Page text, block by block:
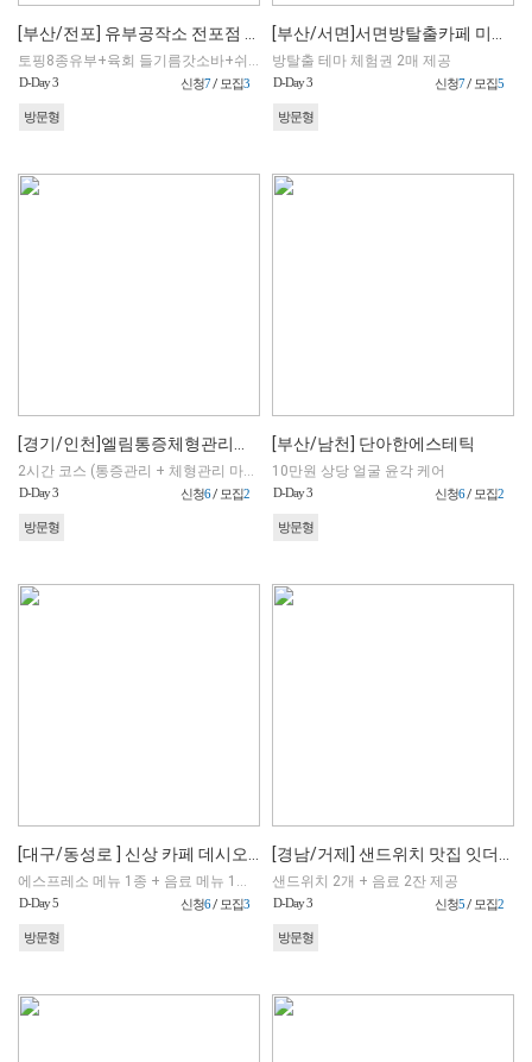
토핑8종유부+육회 들기름갓소바+쉬림프 투움바 우동+음료 (포장 체험만 가능)
D-Day 3 신청7/ 모집3
방문형
방탈출 테마 체험권 2매 제공
D-Day 3 신청7/ 모집5
방문형
2시간 코스 (통증관리 + 체형관리 마사지)
D-Day 3 신청6/ 모집2
방문형
[부산/남천] 단아한에스테틱
10만원 상당 얼굴 윤각 케어
D-Day 3 신청6/ 모집2
방문형
에스프레소 메뉴 1종 + 음료 메뉴 1종 + 디저트 메뉴 1종 (매장 내 선택 가능)
D-Day 5 신청6/ 모집3
방문형
샌드위치 2개 + 음료 2잔 제공
D-Day 3 신청5/ 모집2
방문형